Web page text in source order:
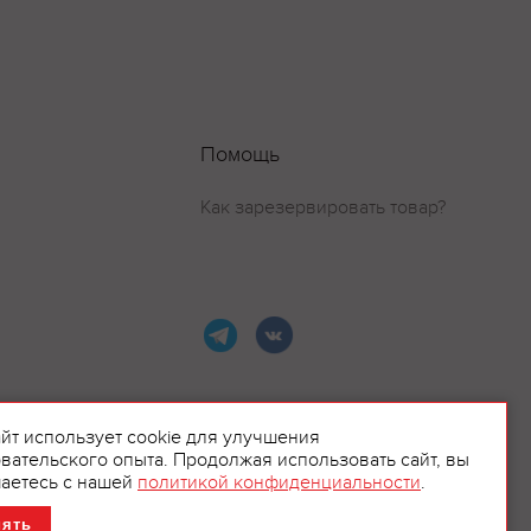
Помощь
Как зарезервировать товар?
использует cookie для улучшения
опыта. Продолжая использовать сайт, вы
с нашей политикой конфиденциальности.